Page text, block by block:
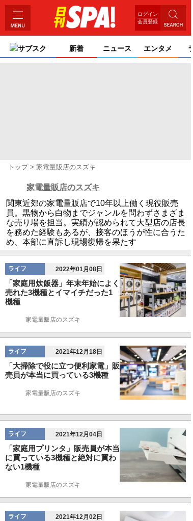
ログイン
会員登録
サブスク 新着 ニュース エンタメ
トップ 家電量販店のスズキ
家電量販店のスズキ
関東近郊の家電量販店で10年以上働く現役販売
員。黒物から白物までジャンルを問わずさまざま
な売り場を担当。実績が認められて大型店の店長
を務めた経験もあるが、接客のほうが性に合うた
め、本部に直訴し現場復帰を果たす
ライフ 2022年01月08日
「家庭用炊飯器」年末年始によく
売れた3機種とイマイチだった1
機種
家電量販店のスズキ
ライフ 2021年12月18日
「大掃除で役に立つ便利家電」販
売員が本当に買っている3機種
家電量販店のスズキ
ライフ 2021年12月04日
「家庭用プリンタ」販売員が本当
に買っている3機種と絶対に買わ
ない1機種
家電量販店のスズキ
ライフ 2021年12月02日